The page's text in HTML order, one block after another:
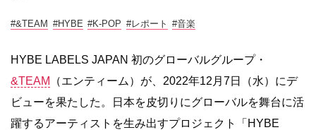
#&TEAM #HYBE #K-POP #レポート #音楽
HYBE LABELS JAPAN 初のグローバルグループ・
&TEAM
（エンティーム）が、2022年12月7日（水）にデ
ビューを果たした。日本を皮切りにグローバルを舞台に活
躍するアーティストを生み出すプロジェクト「HYBE